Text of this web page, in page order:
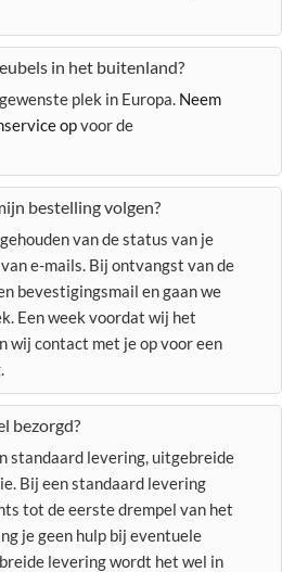
in het buitenland?
plek in Europa. Neem
opvoor de
bestelling volgen?
van de status van je
e-mails. Bij ontvangst van de
bevestigingsmail en gaan we
Een week voordat wij het
wij contact met je op voor een
bezorgd?
standaard levering, uitgebreide
Bij een standaard levering
tot de eerste drempel van het
je geen hulp bij eventuele
levering wordt het wel in